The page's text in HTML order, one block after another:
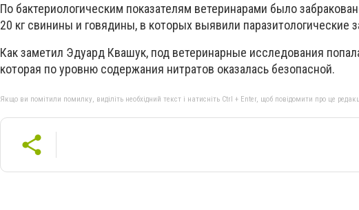
По бактериологическим показателям ветеринарами было
20 кг свинины и говядины, в которых выявили паразитологические
Как заметил Эдуард Квашук, под ветеринарные исследования
которая по уровню содержания нитратов оказалась безопасной.
Якщо ви помітили помилку, виділіть необхідний текст і натисніть Ctrl + Enter, щоб повідомити про це